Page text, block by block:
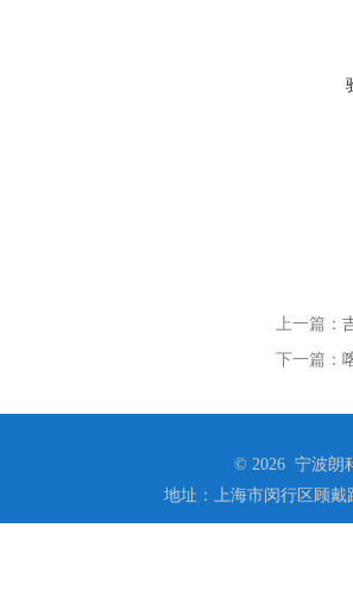
上一篇：
下一篇：
© 2026 宁波朗
地址：上海市闵行区顾